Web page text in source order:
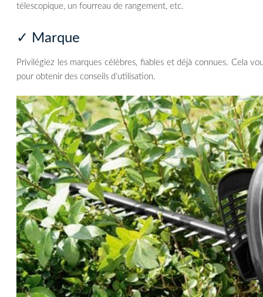
télescopique, un fourreau de rangement, etc.
✓ Marque
Privilégiez les marques célèbres, fiables et déjà connues. Cela
pour obtenir des conseils d’utilisation.